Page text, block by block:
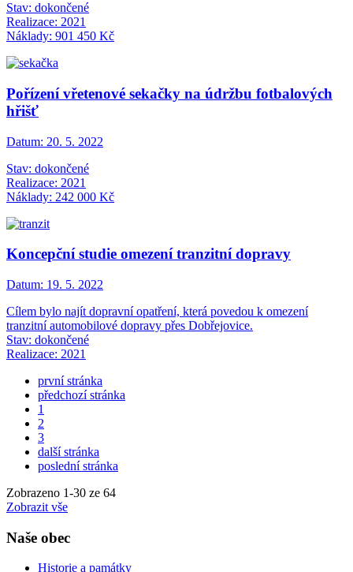
Stav: dokončené
Realizace: 2021
Náklady: 901 450 Kč
Pořízení vřetenové sekačky na údržbu fotbalových
hřišť
Datum: 20. 5. 2022
Stav: dokončené
Realizace: 2021
Náklady: 242 000 Kč
Koncepční studie omezení tranzitní dopravy
Datum: 19. 5. 2022
Cílem bylo najít dopravní opatření, která povedou k omezení
tranzitní automobilové dopravy přes Dobřejovice.
Stav: dokončené
Realizace: 2021
první stránka
předchozí stránka
1
2
3
další stránka
poslední stránka
Zobrazeno 1-30 ze 64
Zobrazit vše
Naše obec
Historie a památky